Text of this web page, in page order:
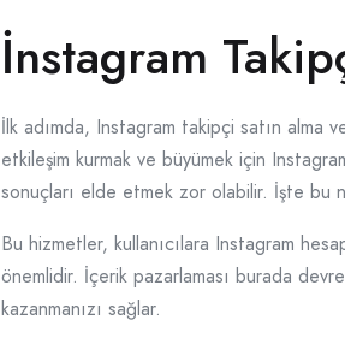
İnstagram
İlk adımda, Instagram takipçi satın alma
etkileşim kurmak ve büyümek için
sonuçları elde etmek zor olabilir. İşte bu
Bu hizmetler, kullanıcılara Instagram
önemlidir. İçerik pazarlaması burada
kazanmanızı sağlar.